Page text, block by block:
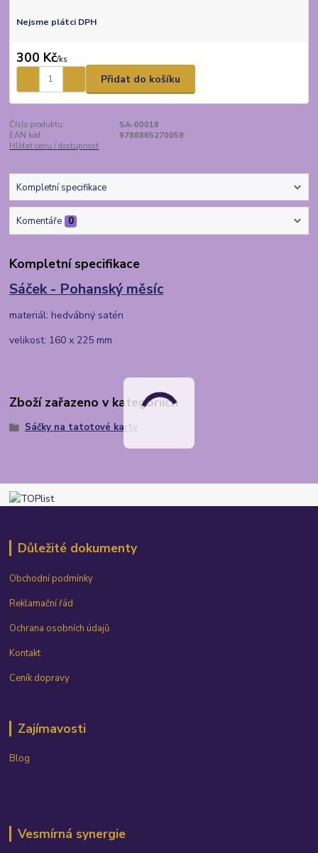
Nejsme plátci DPH
300 Kč/ks
Přidat do košíku
Číslo produktu:
SA-00018
EAN kód:
9788865270059
Hlídat cenu / dostupnost
Kompletní specifikace
Komentáře 0
Kompletní specifikace
Sáček - Pohanský měsíc
materiál: hedvábný satén
velikost: 160 x 225 mm
Zboží zařazeno v kategoriích
Sáčky na tatotové karty
Důležité dokumenty
Obchodní podmínky
Reklamační řád
Ochrana osobních údajů
Kontakt
Ceník dopravy
Zajímavosti
Blog
Vesmírná synergie